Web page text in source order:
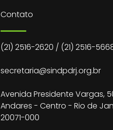
Contato
(21) 2516-2620 / (21) 2516-
secretaria@sindpdrj.org.br
Avenida Presidente Vargas,
Andares - Centro - Rio de
20071-000